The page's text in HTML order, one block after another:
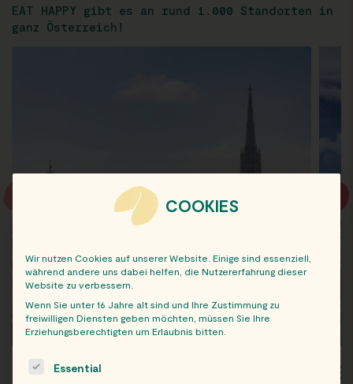
EAT HAPPY gibt es an rund 1.000 Standorten in
ganz Österreich!
WIEN
COOKIES
Wir nutzen Cookies auf unserer Website. Einige sind essenziell,
während andere uns dabei helfen, die Nutzererfahrung dieser
Website zu verbessern.
Wenn Sie unter 16 Jahre alt sind und Ihre Zustimmung zu
freiwilligen Diensten geben möchten, müssen Sie Ihre
Erziehungsberechtigten um Erlaubnis bitten.
The following is a list of service groups for which consent
Essential